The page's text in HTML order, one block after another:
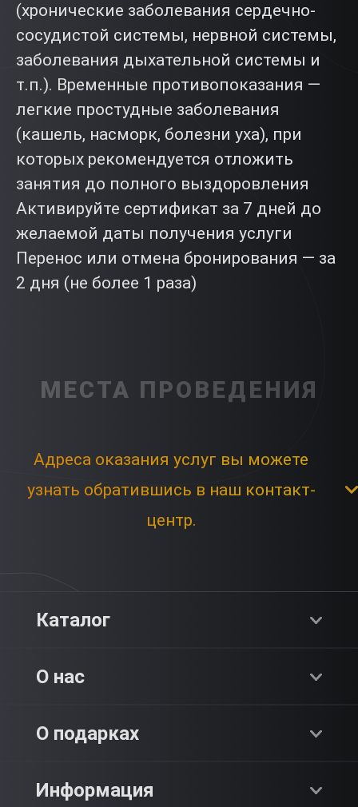
(хронические заболевания сердечно-
сосудистой системы, нервной системы,
заболевания дыхательной системы и
т.п.). Временные противопоказания —
легкие простудные заболевания
(кашель, насморк, болезни уха), при
которых рекомендуется отложить
занятия до полного выздоровления
Активируйте сертификат за 7 дней до
желаемой даты получения услуги
Перенос или отмена бронирования — за
2 дня (не более 1 раза)
МЕСТА ПРОВЕДЕНИЯ
Адреса оказания услуг вы можете
узнать обратившись в наш контакт-
центр.
Каталог
О нас
О компании
О подарках
Как это работает?
Информация